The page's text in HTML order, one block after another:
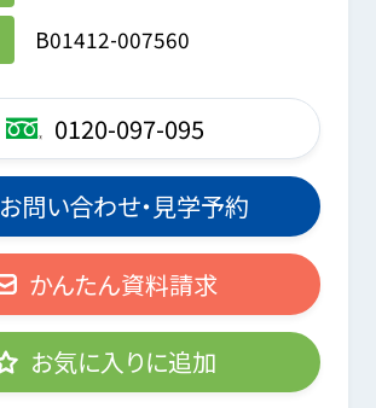
B01412-007560
0120-097-095
お問い合わせ・見学予約
かんたん資料請求
お気に入りに追加